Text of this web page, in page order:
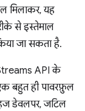
मिलाकर, यह
से इस्तेमाल
जा सकता है.
API के
बहुत ही पावरफ़ुल
डेवलपर, जटिल